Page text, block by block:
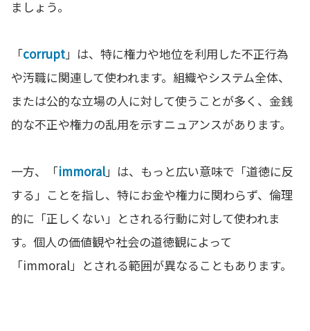
ましょう。
「corrupt」は、特に権力や地位を利用した不正行為
や汚職に関連して使われます。組織やシステム全体、
または公的な立場の人に対して使うことが多く、金銭
的な不正や権力の乱用を示すニュアンスがあります。
一方、「immoral」は、もっと広い意味で「道徳に反
する」ことを指し、特にお金や権力に関わらず、倫理
的に「正しくない」とされる行動に対して使われま
す。個人の価値観や社会の道徳観によって
「immoral」とされる範囲が異なることもあります。